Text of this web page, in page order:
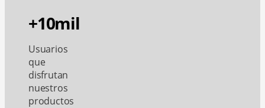
+10mil
Usuarios
que
disfrutan
nuestros
productos